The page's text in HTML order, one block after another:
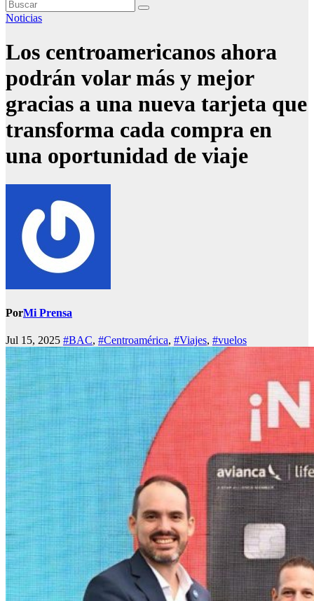
Noticias
Los centroamericanos ahora
podrán volar más y mejor
gracias a una nueva tarjeta que
transforma cada compra en
una oportunidad de viaje
PorMi Prensa
Jul 15, 2025 #BAC, #Centroamérica, #Viajes, #vuelos